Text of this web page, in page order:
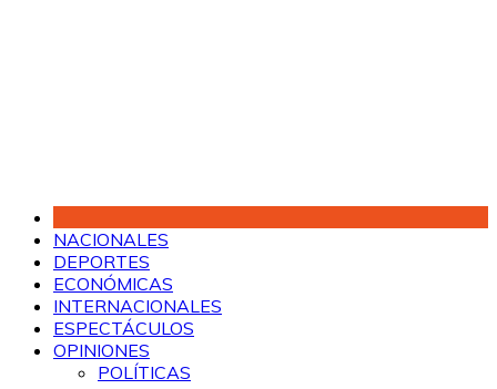
NACIONALES
DEPORTES
ECONÓMICAS
INTERNACIONALES
ESPECTÁCULOS
OPINIONES
POLÍTICAS